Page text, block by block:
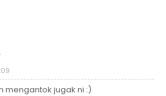
mengantok jugak ni :)